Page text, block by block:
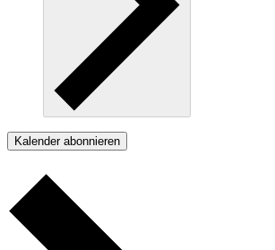
Kalender abonnieren